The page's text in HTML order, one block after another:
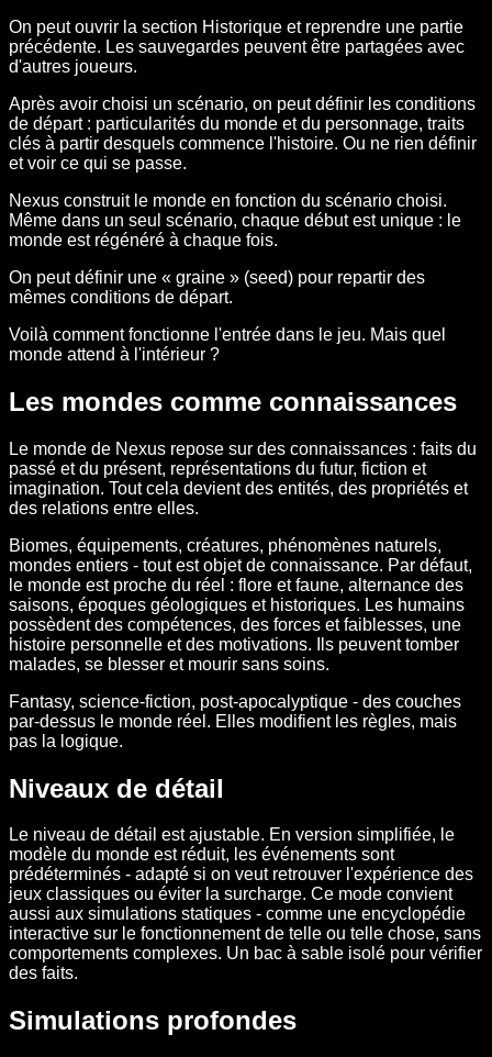
On peut ouvrir la section Historique et reprendre une partie
précédente. Les sauvegardes peuvent être partagées avec
d'autres joueurs.
Après avoir choisi un scénario, on peut définir les conditions
de départ : particularités du monde et du personnage, traits
clés à partir desquels commence l'histoire. Ou ne rien définir
et voir ce qui se passe.
Nexus construit le monde en fonction du scénario choisi.
Même dans un seul scénario, chaque début est unique : le
monde est régénéré à chaque fois.
On peut définir une « graine » (seed) pour repartir des
mêmes conditions de départ.
Voilà comment fonctionne l'entrée dans le jeu. Mais quel
monde attend à l'intérieur ?
Les mondes comme connaissances
Le monde de Nexus repose sur des connaissances : faits du
passé et du présent, représentations du futur, fiction et
imagination. Tout cela devient des entités, des propriétés et
des relations entre elles.
Biomes, équipements, créatures, phénomènes naturels,
mondes entiers - tout est objet de connaissance. Par défaut,
le monde est proche du réel : flore et faune, alternance des
saisons, époques géologiques et historiques. Les humains
possèdent des compétences, des forces et faiblesses, une
histoire personnelle et des motivations. Ils peuvent tomber
malades, se blesser et mourir sans soins.
Fantasy, science-fiction, post-apocalyptique - des couches
par-dessus le monde réel. Elles modifient les règles, mais
pas la logique.
Niveaux de détail
Le niveau de détail est ajustable. En version simplifiée, le
modèle du monde est réduit, les événements sont
prédéterminés - adapté si on veut retrouver l'expérience des
jeux classiques ou éviter la surcharge. Ce mode convient
aussi aux simulations statiques - comme une encyclopédie
interactive sur le fonctionnement de telle ou telle chose, sans
comportements complexes. Un bac à sable isolé pour vérifier
des faits.
Simulations profondes